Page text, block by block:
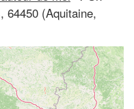
64450 (Aquitaine,